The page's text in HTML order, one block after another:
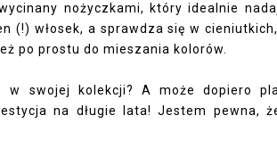
nożyczkami, który idealnie
(!) włosek, a sprawdza się w
po prostu do mieszania kolorów.
w swojej kolekcji? A może dopiero
na długie lata! Jestem pewna,